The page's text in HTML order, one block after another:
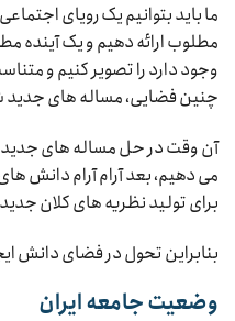
ما باید بتوانیم یک رویای
مطلوب ارائه دهیم و یک آینده
وجود دارد را تصویر کنیم و
چنین فضایی، مساله های
آن وقت در حل مساله های جدید،
می دهیم، بعد آرام آرام دانش
برای تولید نظریه های کلان
بنابراین تحول در فضای دانش
وضعیت جامعه ایران